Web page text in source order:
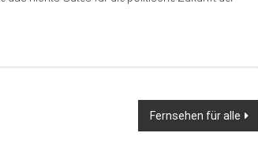
Fernsehen für alle